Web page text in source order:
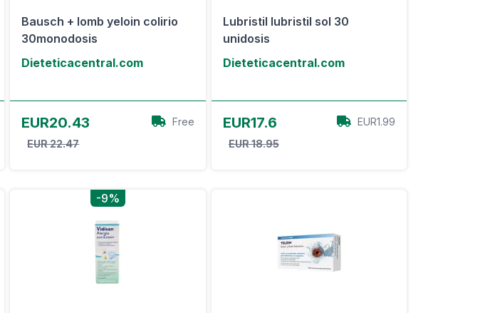
Bausch + lomb yeloin colirio
30monodosis
Dieteticacentral.com
EUR20.43
EUR 22.47
Free
Lubristil lubristil sol 30
unidosis
Dieteticacentral.com
EUR17.6
EUR 18.95
EUR1.99
-9%